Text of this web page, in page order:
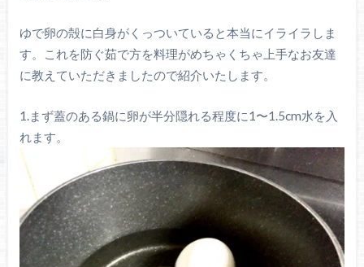
ゆで卵の殻に白身がくっついていると本当にイライラしま
す。これを防ぐ茹で方を料理がめちゃくちゃ上手なお友達
に教えていただきましたので紹介いたします。
1.まず蓋のある鍋に卵が半分隠れる程度に1〜1.5cm水を入
れます。